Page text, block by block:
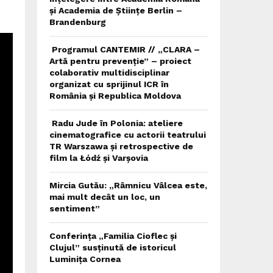
și Academia de Științe Berlin –
Brandenburg
Programul CANTEMIR // „CLARA –
Artă pentru prevenție” – proiect
colaborativ multidisciplinar
organizat cu sprijinul ICR în
România și Republica Moldova
Radu Jude în Polonia: ateliere
cinematografice cu actorii teatrului
TR Warszawa și retrospective de
film la Łódź și Varșovia
Mircia Gutău: „Râmnicu Vâlcea este,
mai mult decât un loc, un
sentiment”
Conferința „Familia Cioflec și
Clujul” susținută de istoricul
Luminița Cornea